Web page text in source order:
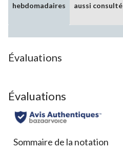
hebdomadaires
aussi consulté
Évaluations
Évaluations
Sommaire de la notation